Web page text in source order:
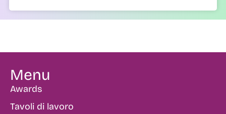
Menu
Awards
Tavoli di lavoro